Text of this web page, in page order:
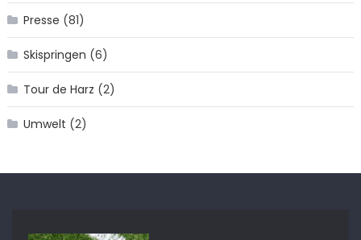
Presse (81)
Skispringen (6)
Tour de Harz (2)
Umwelt (2)